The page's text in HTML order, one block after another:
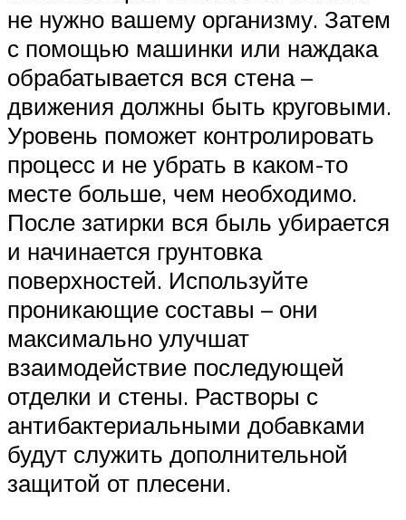
не нужно вашему организму. Затем
с помощью машинки или наждака
обрабатывается вся стена –
движения должны быть круговыми.
Уровень поможет контролировать
процесс и не убрать в каком-то
месте больше, чем необходимо.
После затирки вся быль убирается
и начинается грунтовка
поверхностей. Используйте
проникающие составы – они
максимально улучшат
взаимодействие последующей
отделки и стены. Растворы с
антибактериальными добавками
будут служить дополнительной
защитой от плесени.